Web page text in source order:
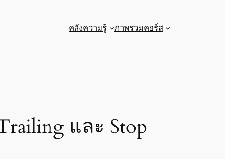
คลังความรู้ ภาพรวมคอร์ส
และ Stop